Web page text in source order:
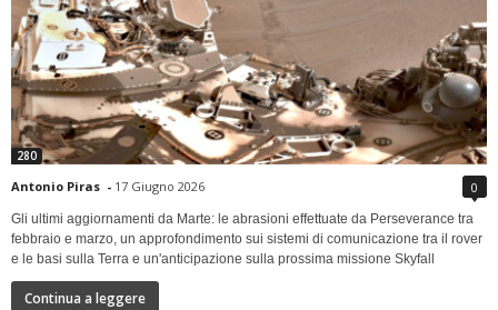
280
Antonio Piras - 17 Giugno 2026 0
Gli ultimi aggiornamenti da Marte: le abrasioni effettuate da Perseverance tra
febbraio e marzo, un approfondimento sui sistemi di comunicazione tra il rover
e le basi sulla Terra e un'anticipazione sulla prossima missione Skyfall
Continua a leggere